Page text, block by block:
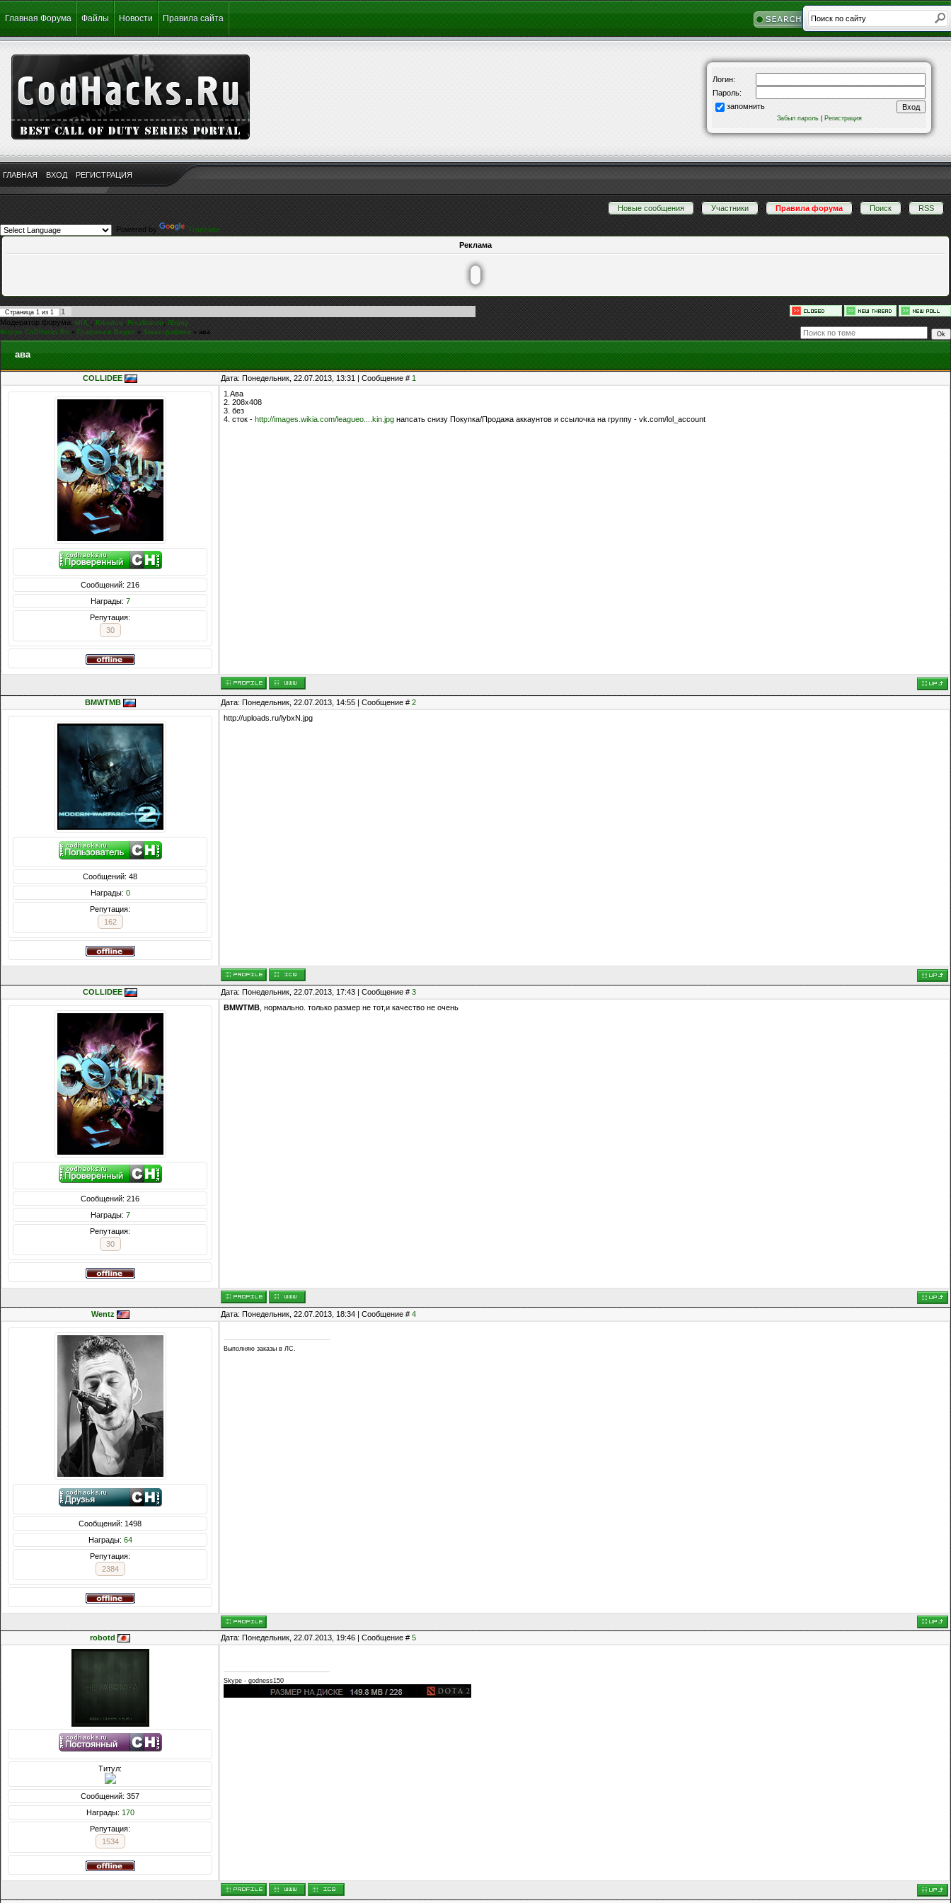
Главная Форума Файлы Новости Правила сайта
ГЛАВНАЯ ВХОД РЕГИСТРАЦИЯ
Логин:
Пароль:
запомнить
Забыл пароль| Регистрация
Новые сообщения · Участники · Правила форума · Поиск · RSS
Powered by
Translate
Реклама
Страница 1 из 1
1
Модератор форума: kiIA_, Rikudou, FrozNation,iEnjoy
Форум CoDHacks.Ru » Графика и Видео » Заказ графики » ава
ава
COLLIDEE Дата: Понедельник, 22.07.2013, 13:31 | Сообщение # 1
Сообщений: 216
Награды: 7
Репутация:
30
1.Ава
2. 208x408
3. без
4. сток - http://images.wikia.com/leagueo....kin.jpg напсать снизу Покупка/Продажа аккаунтов и ссылочка на группу - vk.com/lol_account
BMWTMB Дата: Понедельник, 22.07.2013, 14:55 | Сообщение # 2
Сообщений: 48
Награды: 0
Репутация:
162
http://uploads.ru/lybxN.jpg
COLLIDEE Дата: Понедельник, 22.07.2013, 17:43 | Сообщение # 3
Сообщений: 216
Награды: 7
Репутация:
30
BMWTMB , нормально. только размер не тот,и качество не очень
Wentz Дата: Понедельник, 22.07.2013, 18:34 | Сообщение # 4
Сообщений: 1498
Награды: 64
Репутация:
2384
Выполняю заказы в ЛС.
robotd Дата: Понедельник, 22.07.2013, 19:46 | Сообщение # 5
Титул:
Сообщений: 357
Награды: 170
Репутация:
1534
Skype - godness150